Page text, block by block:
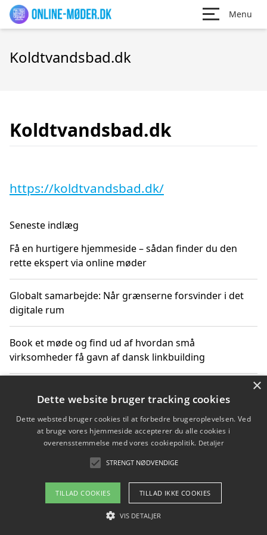
Menu
Koldtvandsbad.dk
Koldtvandsbad.dk
https://koldtvandsbad.dk/
Seneste indlæg
Få en hurtigere hjemmeside – sådan finder du den
rette ekspert via online møder
Globalt samarbejde: Når grænserne forsvinder i det
digitale rum
Book et møde og find ud af hvordan små
virksomheder få gavn af dansk linkbuilding
får du indgår et samarbejde
Hold et møde med en WordPress ekspert og vælg den
mest professionelle til at vedligeholde din løsning
Copyright 2026 - Pilanto Aps
Om / kontakt
×
Dette website bruger tracking cookies
Dette websted bruger cookies til at forbedre brugeroplevelsen. Ved
at bruge vores hjemmeside accepterer du alle cookies i
overensstemmelse med vores cookiepolitik. Detaljer
STRENGT NØDVENDIGE
TILLAD COOKIES TILLAD IKKE COOKIES
VIS DETALJER